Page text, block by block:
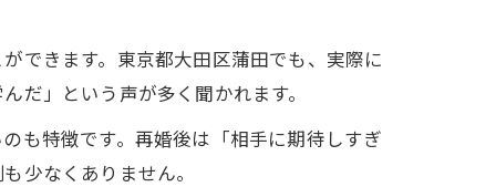
できます。東京都大田区蒲田でも、実際に
だ」という声が多く聞かれます。
も特徴です。再婚後は「相手に期待しすぎ
少なくありません。